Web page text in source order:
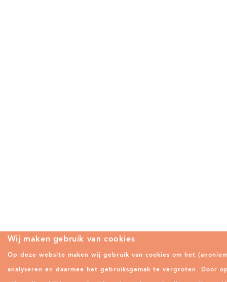
Wij maken gebruik van cookies
Op deze website maken wij gebruik van cookies om het
analyseren en daarmee het gebruiksgemak te vergroten. Door